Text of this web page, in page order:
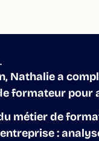
Nathalie a
formateur pour
métier de
: